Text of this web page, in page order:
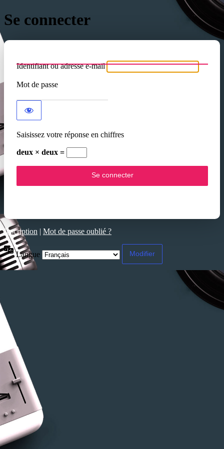
Se connecter
Identifiant ou adresse e-mail
Mot de passe
Saisissez votre réponse en chiffres
deux × deux =
Inscription | Mot de passe oublié ?
Langue